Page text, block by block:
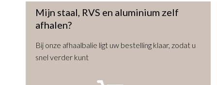
Mijn staal, RVS en aluminium zelf
afhalen?
Bij onze afhaalbalie ligt uw bestelling klaar, zodat u
snel verder kunt